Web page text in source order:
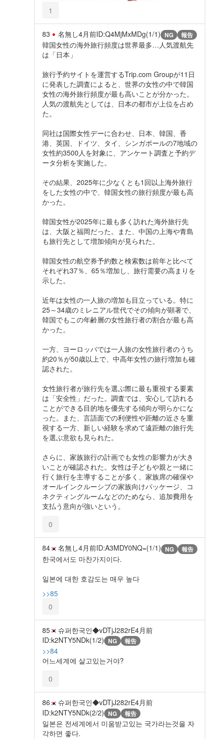
1
83 名無し4月前ID:Q4MjMxMDg(1/1) NG 報告
韓国女性の海外旅行頻度は世界最多…人気渡航先
は「日本」
旅行予約サイトを運営するTrip.com Groupが11日
に発表した調査によると、世界の女性の中で韓国
女性の海外旅行頻度が最も高いことが分かった。
人気の渡航先としては、日本の都市が上位を占め
た。
同社は国際女性デーに合わせ、日本、韓国、香
港、英国、ドイツ、タイ、シンガポールの7地域の
女性約3500人を対象に、アンケート調査と予約デ
ータ分析を実施した。
その結果、2025年に少なくとも1回以上海外旅行
をした女性の中で、韓国女性の旅行頻度が最も高
かった。
韓国女性が2025年に最も多く訪れた海外旅行先
は、大阪と福岡だった。また、中国の上海や青島
も旅行先として増加傾向が見られた。
韓国女性の航空券予約数と検索数は前年と比べて
それぞれ37％、65％増加し、旅行需要の高まりを
示した。
近年は女性の一人旅の増加も目立っている。特に
25～34歳のミレニアル世代でその傾向が顕著で、
韓国でもこの年齢層の女性旅行者の割合が最も高
かった。
一方、ヨーロッパでは一人旅の女性旅行者のうち
約20％が50歳以上で、中高年女性の旅行増加も確
認された。
女性旅行者が旅行先を選ぶ際に最も重視する要素
は「安全性」だった。調査では、安心して訪れる
ことができる目的地を優先する傾向が明らかにな
った。また、言語面での利便性や距離の近さを重
視する一方、新しい経験を求めて遠距離の旅行先
を選ぶ意欲も見られた。
さらに、家族旅行の計画でも女性の影響力が大き
いことが確認された。女性は子どもや親と一緒に
行く旅行を主導することが多く、家族席の確保や
オールインクルーシブの家族向けパッケージ、コ
ネクティングルームなどのためなら、追加費用を
支払う意向が強いという。
0
84 名無し4月前ID:A3MDY0NQ=(1/1) NG 報告
한국에서도 마찬가지이다.
일본에 대한 호감도는 매우 높다
>>85
0
85 슈퍼한국인◆vDTjJ282rE4月前
ID:k2NTY5NDk(1/2) NG 報告
>>84
어느세계에 살고있는거야?
0
86 슈퍼한국인◆vDTjJ282rE4月前
ID:k2NTY5NDk(2/2) NG 報告
일본은 전세계에서 미움받고있는 국가라는것을 자
각하면 좋다.